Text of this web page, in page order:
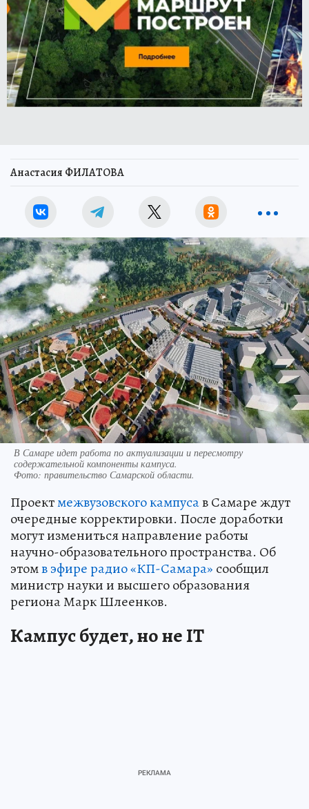
Анастасия ФИЛАТОВА
В Самаре идет работа по актуализации и пересмотру
содержательной компоненты кампуса.
Фото: правительство Самарской области.
Проектмежвузовского кампусав Самаре ждут
очередные корректировки. После доработки
могут измениться направление работы
научно-образовательного пространства. Об
этомв эфире радио «КП-Самара» сообщил
министр науки и высшего образования
региона Марк Шлеенков.
Кампус будет, но не IT